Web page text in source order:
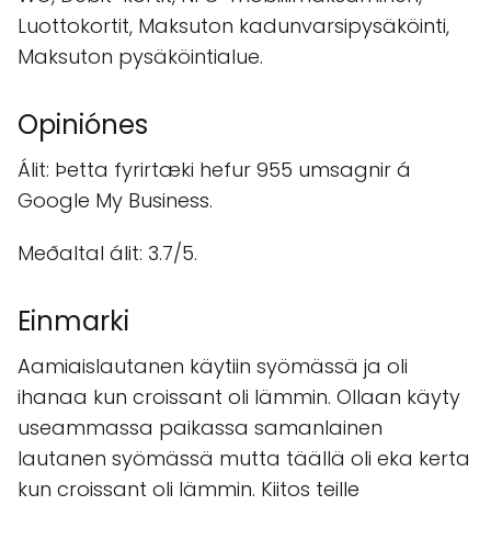
Luottokortit, Maksuton kadunvarsipysäköinti,
Maksuton pysäköintialue.
Opiniónes
Álit: Þetta fyrirtæki hefur 955 umsagnir á
Google My Business.
Meðaltal álit: 3.7/5.
Einmarki
Aamiaislautanen käytiin syömässä ja oli
ihanaa kun croissant oli lämmin. Ollaan käyty
useammassa paikassa samanlainen
lautanen syömässä mutta täällä oli eka kerta
kun croissant oli lämmin. Kiitos teille